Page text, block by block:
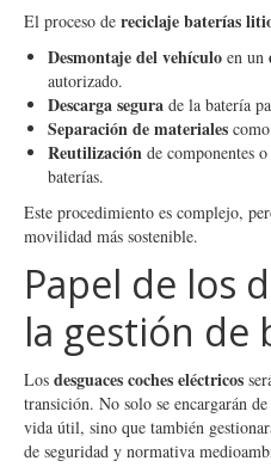
El proceso de reciclaje baterías
Desmontaje del vehículo en un
autorizado.
Descarga segura de la batería
Separación de materiales
Reutilización de componentes
baterías.
Este procedimiento es complejo,
movilidad más sostenible.
Papel de los
la gestión de
Los desguaces coches eléctricos
transición. No solo se encargarán
vida útil, sino que también
de seguridad y normativa